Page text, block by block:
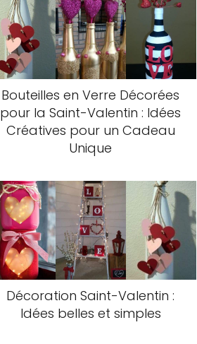
Bouteilles en Verre Décorées
pour la Saint-Valentin : Idées
Créatives pour un Cadeau
Unique
Décoration Saint-Valentin :
Idées belles et simples